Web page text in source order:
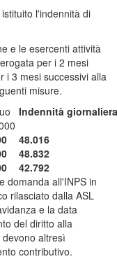
l'indennità di
e le esercenti attività
per i 2 mesi
i 3 mesi successivi alla
misure.
Indennità giornaliera
48.016
48.832
42.792
domanda all'INPS in
rilasciato dalla ASL
e la data
del diritto alla
altresì
contributivo.